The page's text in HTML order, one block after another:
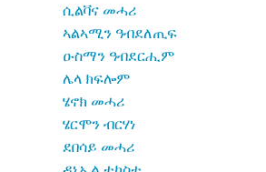
ሲልቫና መሓሪ
ኣልኣሚን ዓብደለጢፍ
ዑስማን ዓብደርሒም
ሌላ ክፍሎም
ሄኖክ መሓሪ
ሄርሞን ብርሃነ
ደበሳይ መሓሪ